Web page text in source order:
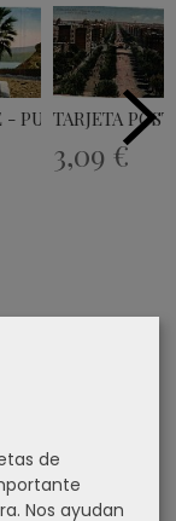
MUJERES...
- PUERTO DE LA
TARJETA
3,09 €
de
Nos ayudan